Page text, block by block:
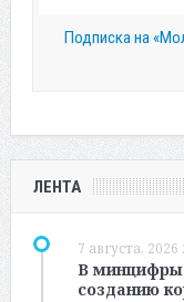
Подписка на
ЛЕНТА
7 августа, 2026
В минцифры
созданию